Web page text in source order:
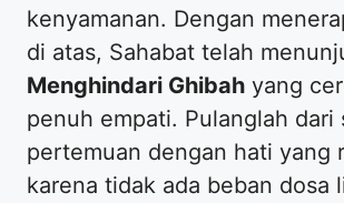
kenyamanan. Dengan
di atas, Sahabat telah
Menghindari Ghibah yang
penuh empati. Pulanglah dari
pertemuan dengan hati yang
karena tidak ada beban dosa